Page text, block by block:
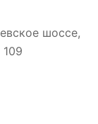
шоссе,